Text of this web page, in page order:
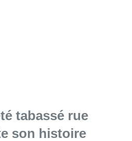
tabassé rue
son histoire